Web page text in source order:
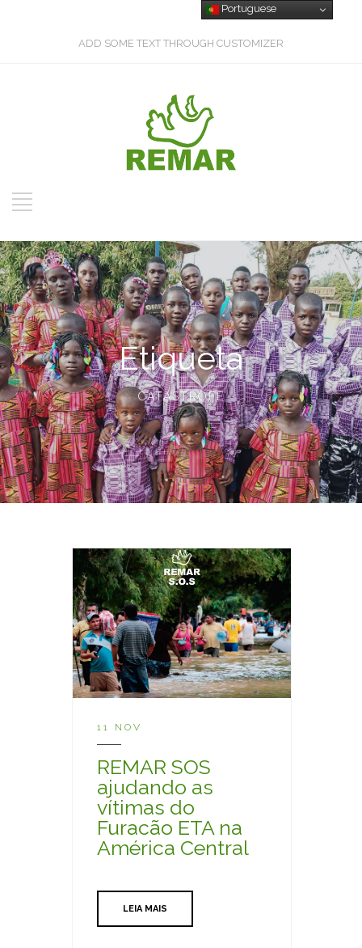
ADD SOME TEXT THROUGH CUSTOMIZER
Etiqueta
CATASTROFE
11 NOV
REMAR SOS
ajudando as
vítimas do
Furacão ETA na
América Central
LEIA MAIS
Portuguese